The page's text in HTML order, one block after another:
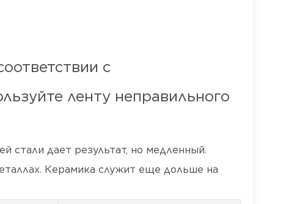
с
ленту неправильного
стали дает результат, но медленный.
Керамика служит еще дольше на